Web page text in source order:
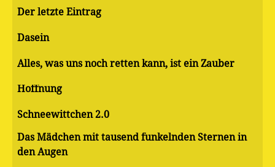
Der letzte Eintrag
Dasein
Alles, was uns noch retten kann, ist ein Zauber
Hoffnung
Schneewittchen 2.0
Das Mädchen mit tausend funkelnden Sternen in
den Augen